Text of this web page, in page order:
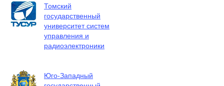
Томский
государственный
университет систем
управления и
радиоэлектроники
Юго-Западный